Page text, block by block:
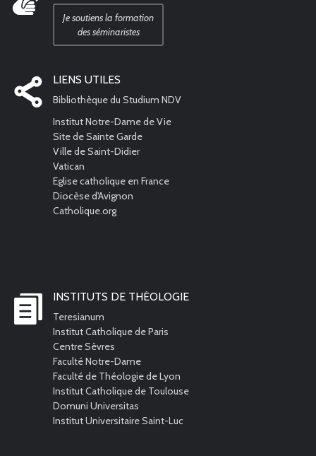
Je soutiens la formation
des séminaristes
LIENS UTILES
Bibliothèque du Studium NDV
Institut Notre-Dame de Vie
Site de Sainte Garde
Ville de Saint-Didier
Vatican
Eglise catholique en France
Diocèse d'Avignon
Catholique.org
INSTITUTS DE THÉOLOGIE
Teresianum
Institut Catholique de Paris
Centre Sèvres
Faculté Notre-Dame
Faculté de Théologie de Lyon
Institut Catholique de Toulouse
Domuni Universitas
Institut Universitaire Saint-Luc